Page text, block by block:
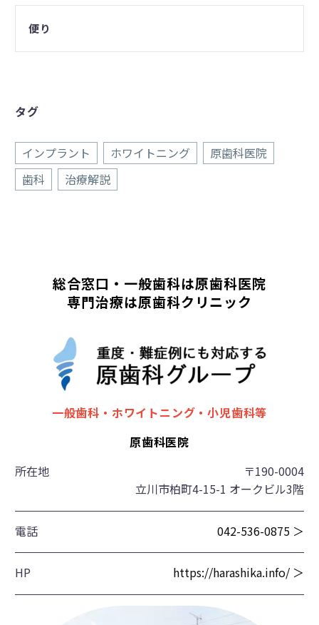
便り
タグ
インプラント ホワイトニング
原歯科医院
歯科
治療解説
総合窓口・一般歯科は原歯科医院
専門治療は原歯科クリニック
一般歯科・ホワイトニング・小児歯科等
原歯科医院
所在地
〒190-0004
立川市柏町4-15-1 オークビル3階
電話 042-536-0875 ＞
HP https://harashika.info/ ＞